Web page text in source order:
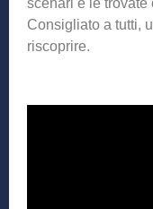
scenari e le
Consigliato a tutti,
riscoprire.